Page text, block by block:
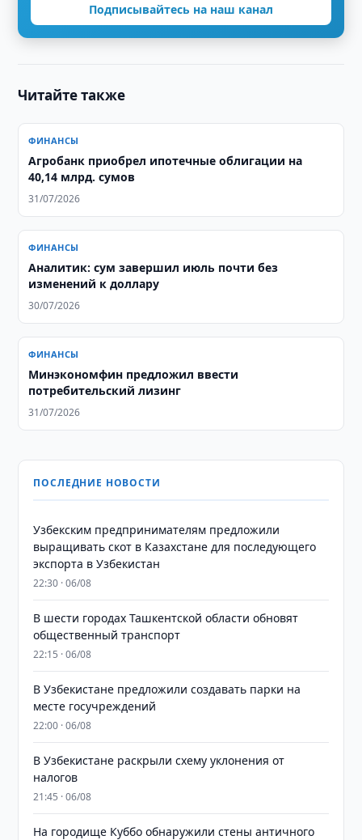
Подписывайтесь на наш канал
Читайте также
ФИНАНСЫ
Агробанк приобрел ипотечные облигации на
40,14 млрд. сумов
31/07/2026
ФИНАНСЫ
Аналитик: сум завершил июль почти без
изменений к доллару
30/07/2026
ФИНАНСЫ
Минэкономфин предложил ввести
потребительский лизинг
31/07/2026
ПОСЛЕДНИЕ НОВОСТИ
Узбекским предпринимателям предложили
выращивать скот в Казахстане для последующего
экспорта в Узбекистан
22:30 · 06/08
В шести городах Ташкентской области обновят
общественный транспорт
22:15 · 06/08
В Узбекистане предложили создавать парки на
месте госучреждений
22:00 · 06/08
В Узбекистане раскрыли схему уклонения от
налогов
21:45 · 06/08
На городище Куббо обнаружили стены античного